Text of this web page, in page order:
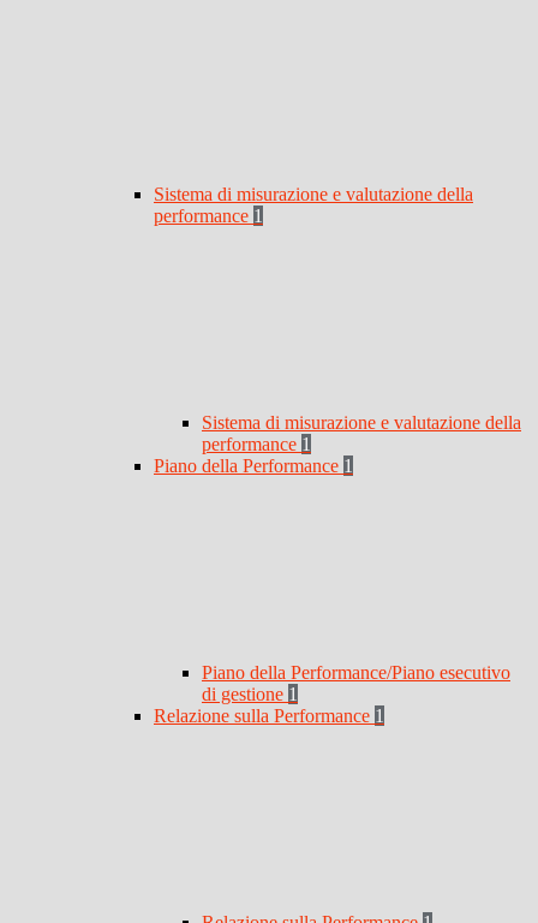
Sistema di misurazione e valutazione della
performance 1
Sistema di misurazione e valutazione della
performance 1
Piano della Performance 1
Piano della Performance/Piano esecutivo
di gestione 1
Relazione sulla Performance 1